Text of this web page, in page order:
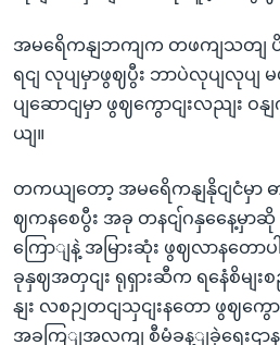
အမရေိကနျဘကျက တဖကျသတျ
ရငျ လုပျမှာဖွဈပွီး ဘာပဲလုပျလုပ
ပျဆောငျမှာ ဖွဈကွောငျးလညျး ဝန
ယျ။
တကယျတော့ အမရေိကနျနိုငျငံမှာ
ဈကနစေပွီး အခု တနငျ်ဂနှနေေ့မှာ
ကြောျနဲ့ အမြားဆုံး ဖွဈလာနတော
ခုနှဈအတှငျး ရုရှားဆီက ရနေံစိမျးစ
နျး လစဉျတငျသှငျးနတော ဖွဈကွော
အခကြျအလကျ စီမံခန့ျခှဲရေးဌာန